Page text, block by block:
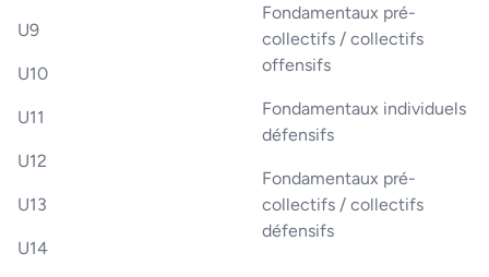
U9
U10
U11
U12
U13
U14
Fondamentaux pré-
collectifs / collectifs
offensifs
Fondamentaux individuels
défensifs
Fondamentaux pré-
collectifs / collectifs
défensifs